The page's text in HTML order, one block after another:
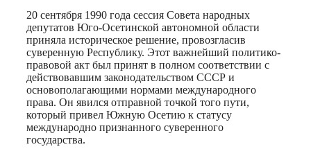
20 сентября 1990 года сессия Совета народных
депутатов Юго-Осетинской автономной области
приняла историческое решение, провозгласив
суверенную Республику. Этот важнейший политико-
правовой акт был принят в полном соответствии с
действовавшим законодательством СССР и
основополагающими нормами международного
права. Он явился отправной точкой того пути,
который привел Южную Осетию к статусу
международно признанного суверенного
государства.